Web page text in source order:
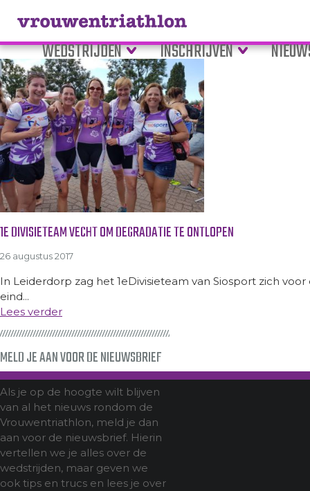
WEDSTRIJDEN INSCHRIJVEN
Tag Archive: versterking
1E DIVISIETEAM VECHT OM DEGRADATIE TE ONTLOPEN
26 augustus 2017
In Leiderdorp zag het 1eDivisieteam van Siosport zich
eind...
Lees verder
MELD JE AAN VOOR DE NIEUWSBRIEF
Als je op de hoogte wilt blijven
van al het nieuws rondom de
Vrouwentriathlon, meld je dan
aan voor de nieuwsbrief. Hierin
vertellen we je alles over de
wedstrijden, maar geven we
ook tips en trucs en lees je over